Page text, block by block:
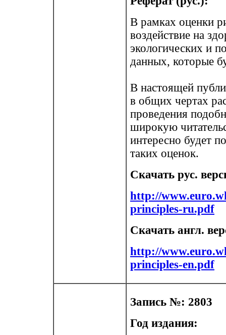
В рамках оценки
воздействие на
экологических и
данных, которые
В настоящей
в общих чертах
проведения
широкую
интересно будет
таких оценок.
Скачать рус.
http://
principles-ru.pdf
Скачать англ.
http://
principles-en.pdf
Запись №: 2803
Год издания: